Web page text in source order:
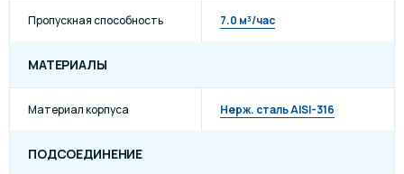
Пропускная способность 7.0 м³/час
МАТЕРИАЛЫ
Материал корпуса Нерж. сталь AISI-316
ПОДСОЕДИНЕНИЕ